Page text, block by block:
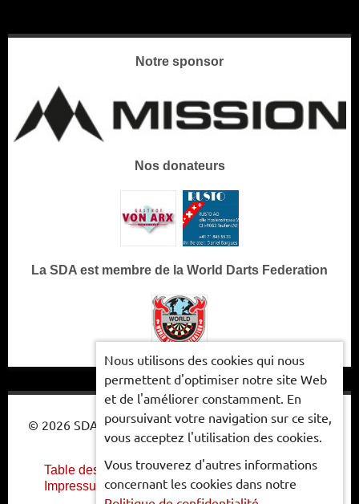
Notre sponsor
Nos donateurs
La SDA est membre de la World Darts Federation
© 2026 SDA - ASSOCIATION SUISSE DE FLÉCHETTES
Table des matières
Protection des données
Impressum
Nous utilisons des cookies qui nous
permettent d'optimiser notre site Web
et de l'améliorer constamment. En
poursuivant votre navigation sur ce site,
vous acceptez l'utilisation des cookies.
Vous trouverez d'autres informations
concernant les cookies dans notre